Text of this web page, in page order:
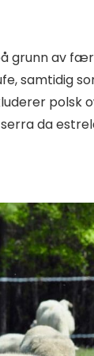
grunn av
samtidig
polsk
da